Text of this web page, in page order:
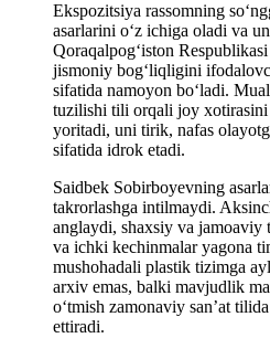
Ekspozitsiya rassomning
asarlarini o‘z ichiga oladi va
Qoraqalpog‘iston
jismoniy bog‘liqligini
sifatida namoyon bo‘ladi.
tuzilishi tili orqali joy
yoritadi, uni tirik, nafas
sifatida idrok etadi.
Saidbek Sobirboyevning
takrorlashga intilmaydi.
anglaydi, shaxsiy va jamoaviy
va ichki kechinmalar yagona
mushohadali plastik tizimga
arxiv emas, balki mavjudlik
o‘tmish zamonaviy san’at
ettiradi.